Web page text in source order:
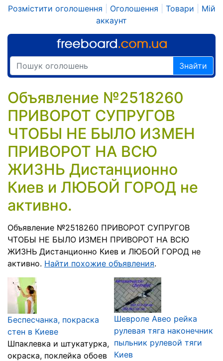
Розмістити оголошення Оголошення Товари
Мій
аккаунт
Знайти
Объявление №2518260
ПРИВОРОТ СУПРУГОВ
ЧТОБЫ НЕ БЫЛО ИЗМЕН
ПРИВОРОТ НА ВСЮ
ЖИЗНЬ Дистанционно
Киев и ЛЮБОЙ ГОРОД не
активно.
Объявление №2518260 ПРИВОРОТ СУПРУГОВ
ЧТОБЫ НЕ БЫЛО ИЗМЕН ПРИВОРОТ НА ВСЮ
ЖИЗНЬ Дистанционно Киев и ЛЮБОЙ ГОРОД не
активно. Найти похожие объявления.
Беспесчанка, покраска
стен в Киеве
Шпаклевка и штукатурка,
окраска, поклейка обоев
Шевроле Авео рейка
рулевая тяга наконечник
пыльник рулевой тяги
Киев